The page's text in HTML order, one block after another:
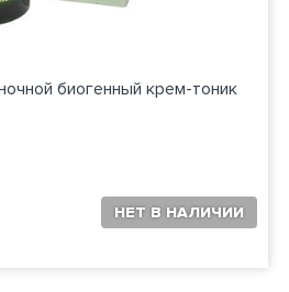
биогенный крем-тоник